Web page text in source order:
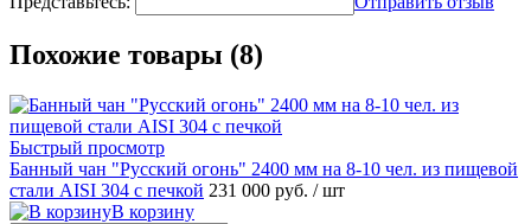
Похожие товары (8)
Быстрый просмотр
Банный чан "Русский огонь" 2400 мм на 8-10 чел. из пищевой
стали AISI 304 с печкой 231 000 руб. / шт
В корзину